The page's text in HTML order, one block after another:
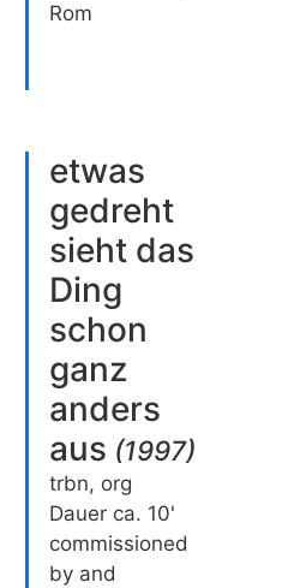
Rom
etwas
gedreht
sieht das
Ding
schon
ganz
anders
aus (1997)
trbn, org
Dauer ca. 10'
commissioned
by and